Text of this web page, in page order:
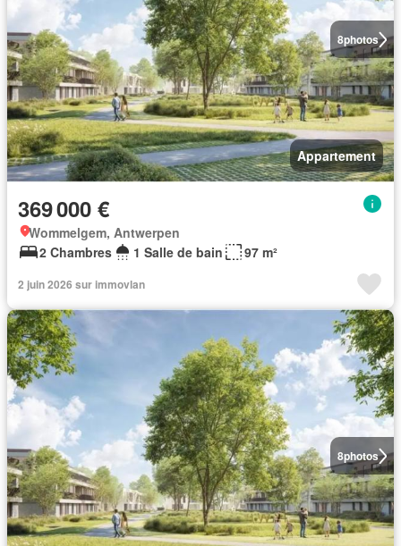
8photos
Appartement
369 000 €
Wommelgem, Antwerpen
2 Chambres
1 Salle de bain 97 m²
2 juin 2026 sur immovlan
8photos